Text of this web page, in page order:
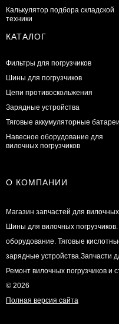
Калькулятор подбора складской
техники
КАТАЛОГ
Фильтры для погрузчиков
Шины для погрузчиков
Цепи противоскольжения
Зарядные устройства
Тяговые аккумуляторные батареи
Навесное оборудование для
вилочных погрузчиков
О КОМПАНИИ
Магазин запчастей для
Шины для вилочных
оборудование. Тяговые
зарядные устройства.Запчасти
Ремонт вилочных погрузчиков и
© 2026
Полная версия сайта